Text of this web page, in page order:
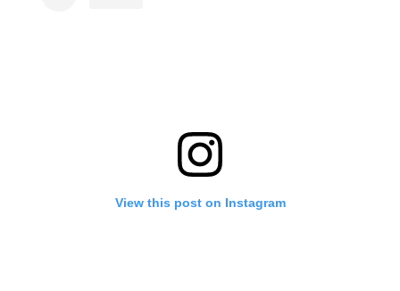
View this post on Instagram